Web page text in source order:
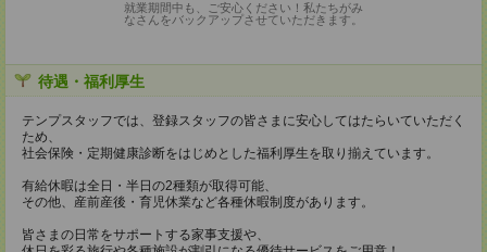
就業期間中も、ご安心ください！私たちがみ
なさんをバックアップさせていただきます。
待遇・福利厚生
テンプスタッフでは、登録スタッフの皆さまに安心してはたらいていただく
ため、
社会保険・定期健康診断をはじめとした福利厚生を取り揃えています。
有給休暇は全日・半日の2種類が取得可能、
その他、産前産後・育児休業など各種休暇制度があります。
皆さまの日常をサポートする家事支援や、